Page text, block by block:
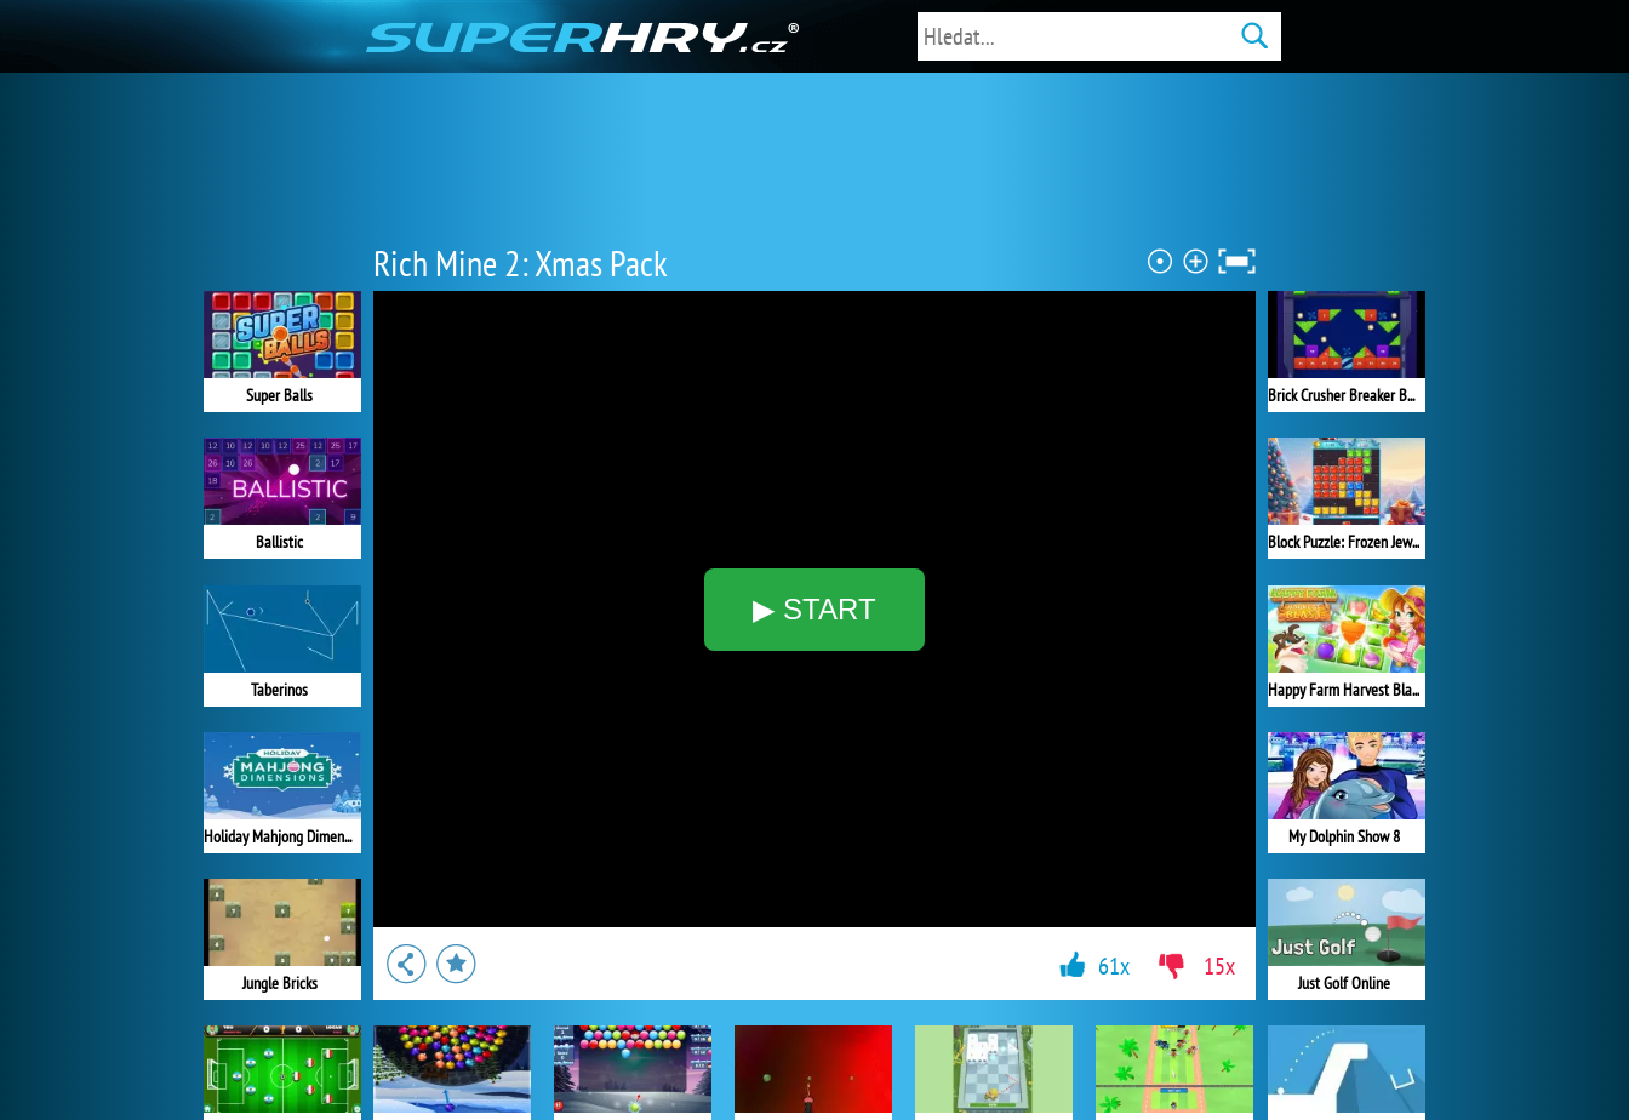
Rich Mine 2: Xmas Pack
▶ START
Super Balls
Ballistic
Taberinos
Holiday Mahjong Dimensions
Jungle Bricks
Brick Crusher Breaker Ball
Block Puzzle: Frozen Jewel
Happy Farm Harvest Blast
My Dolphin Show 8
Just Golf Online
61x 15x